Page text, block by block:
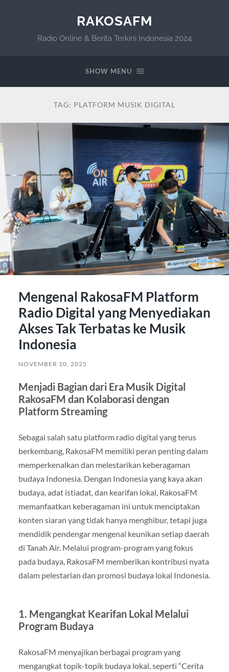
RAKOSAFM
Radio Online & Berita Terkini Indonesia 2024
SHOW MENU
TAG: PLATFORM MUSIK DIGITAL
Mengenal RakosaFM Platform
Radio Digital yang Menyediakan
Akses Tak Terbatas ke Musik
Indonesia
NOVEMBER 10, 2025
Menjadi Bagian dari Era Musik Digital
RakosaFM dan Kolaborasi dengan
Platform Streaming
Sebagai salah satu platform radio digital yang terus
berkembang, RakosaFM memiliki peran penting dalam
memperkenalkan dan melestarikan keberagaman
budaya Indonesia. Dengan Indonesia yang kaya akan
budaya, adat istiadat, dan kearifan lokal, RakosaFM
memanfaatkan keberagaman ini untuk menciptakan
konten siaran yang tidak hanya menghibur, tetapi juga
mendidik pendengar mengenai keunikan setiap daerah
di Tanah Air. Melalui program-program yang fokus
pada budaya, RakosaFM memberikan kontribusi nyata
dalam pelestarian dan promosi budaya lokal Indonesia.
1. Mengangkat Kearifan Lokal Melalui
Program Budaya
RakosaFM menyajikan berbagai program yang
mengangkat topik-topik budaya lokal, seperti “Cerita